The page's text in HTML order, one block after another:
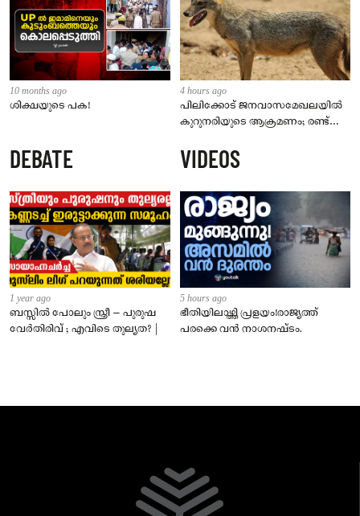
10 months ago
ശിക്ഷയുടെ പക!
4 hours ago
പിലിക്കോട് ജനവാസമേഖലയിൽ
കുറുനരിയുടെ ആക്രമണം; രണ്ട്
നിർദേശം നൽകി പഞ്ചായത്ത്
DEBATE
1 year ago
ബസ്സിൽ പോലും സ്ത്രീ – പുരുഷ
വേർതിരിവ് ; എവിടെ തുല്യത? |
VIDEOS
5 hours ago
ഭീതിയിലാഴ്ത്തി പ്രളയം!രാജ്യത്ത്
പരക്കെ വൻ നാശനഷ്ടം.